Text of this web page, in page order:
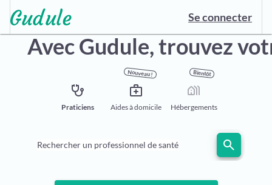
Se connecter
Avec Gudule,trouvez
stethoscope
Praticiens
Nouveau !
medical_services
Aides à domicile
Bientôt
holiday_village
Hébergements
Rechercher un professionnel de santé search